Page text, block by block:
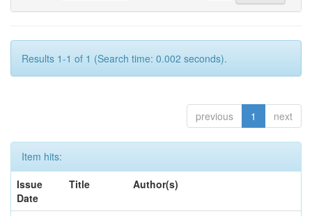
Results 1-1 of 1 (Search time: 0.002 seconds).
previous 1 next
Item hits:
Issue
Date
Title Author(s)